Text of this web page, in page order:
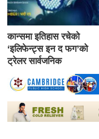
कान्समा इतिहास रचेको
‘इलिफेन्ट्स इन द फग’को
ट्रेलर सार्वजनिक